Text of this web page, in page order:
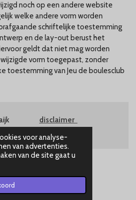
voor analyse-
van advertenties.
van de site gaat u
noch op een andere website
welke andere vorm worden
schriftelijke toestemming
en de lay-out berust het
geldt dat niet mag worden
vorm toegepast, zonder
toestemming van Jeu de boulesclub
Schaijk
disclaimer